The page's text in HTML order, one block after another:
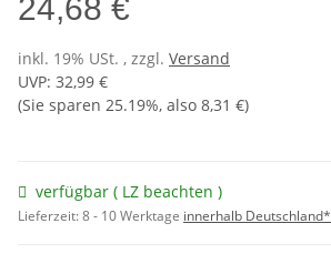
24,68 €
inkl. 19% USt. , zzgl. Versand
UVP: 32,99 €
(Sie sparen 25.19%, also 8,31 €)
verfügbar ( LZ beachten )
Lieferzeit:8 - 10 Werktage innerhalb Deutschland*